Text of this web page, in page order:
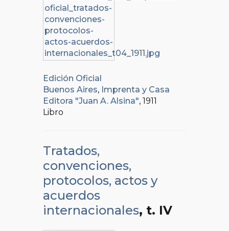
Edición Oficial
Buenos Aires, Imprenta y Casa
Editora "Juan A. Alsina", 1911
Libro
Tratados,
convenciones,
protocolos, actos y
acuerdos
internacionales, t. IV